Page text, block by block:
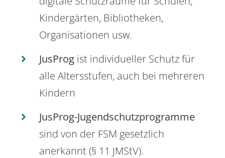
Kindergärten, Bibliotheken,
Organisationen usw.
JusProg ist individueller Schutz für
alle Altersstufen, auch bei mehreren
Kindern
JusProg-Jugendschutzprogramme
sind von der FSM gesetzlich
anerkannt (§ 11 JMStV).